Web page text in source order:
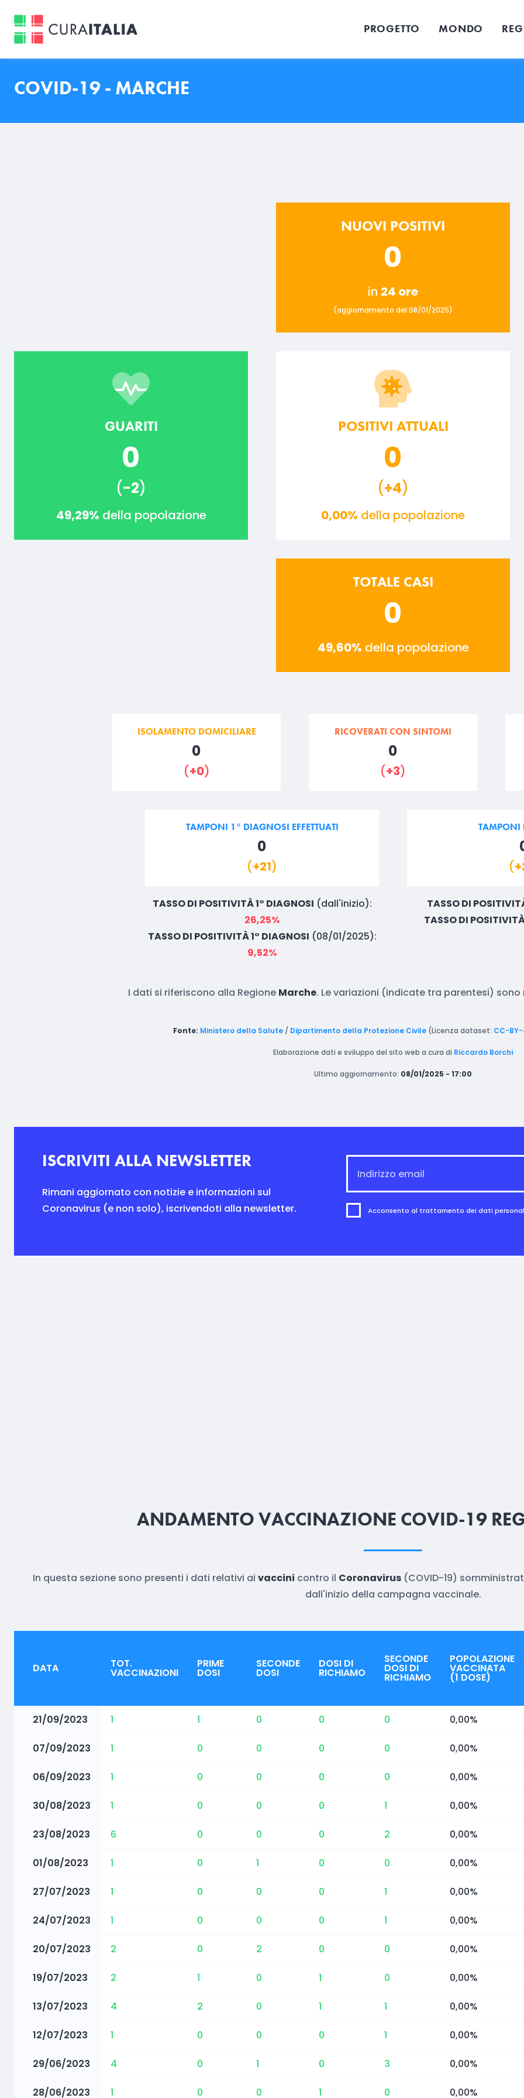
PROGETTO MONDO
COVID-19 - MARCHE
NUOVI POSITIVI
0
in 24 ore
(aggiornamento del 08/01/2025)
GUARITI
0
(-2)
49,29% della popolazione
POSITIVI ATTUALI
0
(+4)
0,00% della popolazione
TOTALE CASI
0
49,60% della popolazione
ISOLAMENTO DOMICILIARE
0
(+0)
RICOVERATI CON SINTOMI
0
(+3)
TAMPONI 1° DIAGNOSI EFFETTUATI
0
(+21)
TASSO DI POSITIVITÀ 1° DIAGNOSI (dall'inizio):
26,25%
TASSO DI POSITIVITÀ 1° DIAGNOSI (08/01/2025):
9,52%
TAMPONI
(
TASSO DI
TASSO DI
I dati si riferiscono alla Regione Marche. Le variazioni (indicate tra parentesi)
Fonte: Ministero della Salute/ Dipartimento della Protezione Civile(Licenza dataset: CC-
Elaborazione dati e sviluppo del sito web a cura di Riccardo Borchi
Ultimo aggiornamento: 08/01/2025 - 17:00
ISCRIVITI ALLA NEWSLETTER
Rimani aggiornato con notizie e informazioni sul
Coronavirus (e non solo), iscrivendoti alla newsletter.
Acconsento al trattamento dei dati
ANDAMENTO VACCINAZIONE COVID-19
In questa sezione sono presenti i dati relativi ai vaccini contro il Coronavirus (COVID-19)
dall'inizio della campagna vaccinale.
DATA TOT.
VACCINAZIONI
PRIME
DOSI
SECONDE
DOSI
DOSI DI
RICHIAMO
SECONDE
DOSI DI
RICHIAMO
POPOLAZIONE
VACCINATA
(1 DOSE)
21/09/2023 1 1 0 0 0 0,00%
07/09/2023 1 0 0 0 0 0,00%
06/09/2023 1 0 0 0 0 0,00%
30/08/2023 1 0 0 0 1 0,00%
23/08/2023 6 0 0 0 2 0,00%
01/08/2023 1 0 1 0 0 0,00%
27/07/2023 1 0 0 0 1 0,00%
24/07/2023 1 0 0 0 1 0,00%
20/07/2023 2 0 2 0 0 0,00%
19/07/2023 2 1 0 1 0 0,00%
13/07/2023 4 2 0 1 1 0,00%
12/07/2023 1 0 0 0 1 0,00%
29/06/2023 4 0 1 0 3 0,00%
28/06/2023 1 0 0 1 0 0,00%